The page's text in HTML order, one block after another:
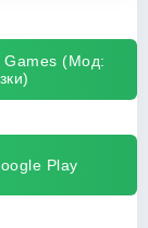
Games (Мод:
Play